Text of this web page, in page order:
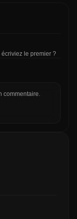
écriviez le premier ?
commentaire.